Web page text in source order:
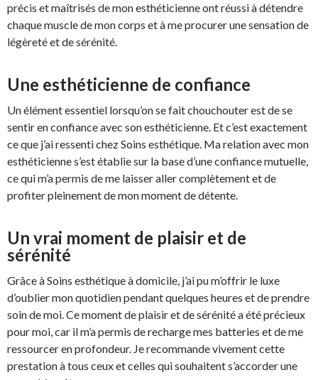
précis et maîtrisés de mon esthéticienne ont réussi à détendre
chaque muscle de mon corps et à me procurer une sensation de
légèreté et de sérénité.
Une esthéticienne de confiance
Un élément essentiel lorsqu’on se fait chouchouter est de se
sentir en confiance avec son esthéticienne. Et c’est exactement
ce que j’ai ressenti chez Soins esthétique. Ma relation avec mon
esthéticienne s’est établie sur la base d’une confiance mutuelle,
ce qui m’a permis de me laisser aller complètement et de
profiter pleinement de mon moment de détente.
Un vrai moment de plaisir et de
sérénité
Grâce à Soins esthétique à domicile, j’ai pu m’offrir le luxe
d’oublier mon quotidien pendant quelques heures et de prendre
soin de moi. Ce moment de plaisir et de sérénité a été précieux
pour moi, car il m’a permis de recharge mes batteries et de me
ressourcer en profondeur. Je recommande vivement cette
prestation à tous ceux et celles qui souhaitent s’accorder une